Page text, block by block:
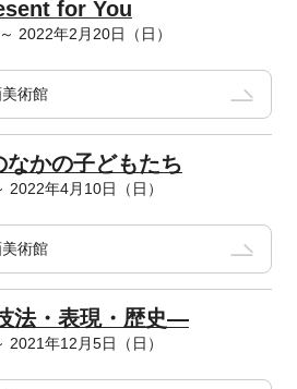
for You
2022年2月20日（日）
術館
かの子どもたち
年4月10日（日）
術館
法・表現・歴史―
年12月5日（日）